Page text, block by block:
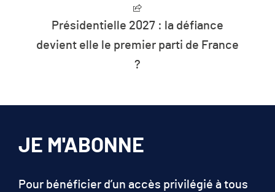
Présidentielle 2027 : la défiance
devient elle le premier parti de France
?
JE M'ABONNE
Pour bénéficier d’un accès privilégié à tous